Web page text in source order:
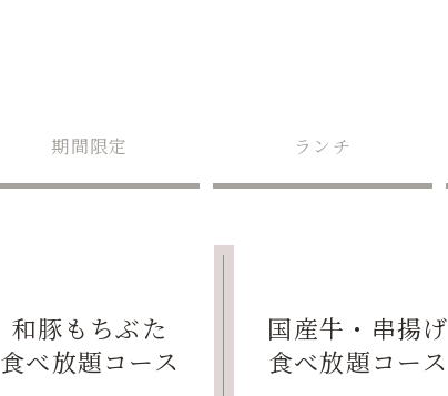
期間限定 ランチ
和豚もちぶた
食べ放題コース
国産牛・串揚げ
食べ放題コース